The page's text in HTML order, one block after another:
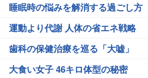
睡眠時の悩みを解消する過ごし方
運動より代謝 人体の省エネ戦略
歯科の保健治療を巡る「大嘘」
大食い女子 46キロ体型の秘密